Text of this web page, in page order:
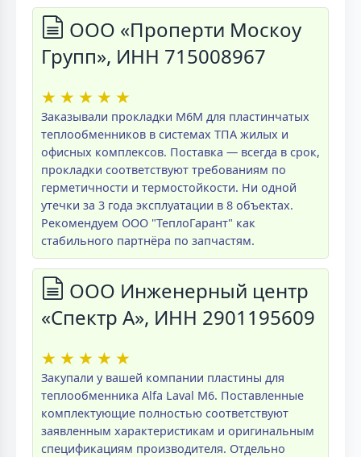
ООО «Проперти Москоу
Групп», ИНН 715008967
★ ★ ★ ★ ★
Заказывали прокладки M6M для пластинчатых
теплообменников в системах ТПА жилых и
офисных комплексов. Поставка — всегда в срок,
прокладки соответствуют требованиям по
герметичности и термостойкости. Ни одной
утечки за 3 года эксплуатации в 8 объектах.
Рекомендуем ООО "ТеплоГарант" как
стабильного партнёра по запчастям.
ООО Инженерный центр
«Спектр А», ИНН 2901195609
★ ★ ★ ★ ★
Закупали у вашей компании пластины для
теплообменника Alfa Laval M6. Поставленные
комплектующие полностью соответствуют
заявленным характеристикам и оригинальным
спецификациям производителя. Отдельно